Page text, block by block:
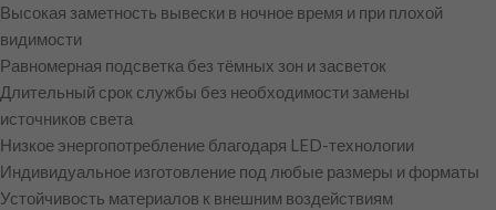
Высокая заметность вывески в ночное время и при плохой
видимости
Равномерная подсветка без тёмных зон и засветок
Длительный срок службы без необходимости замены
источников света
Низкое энергопотребление благодаря LED-технологии
Индивидуальное изготовление под любые размеры и форматы
Устойчивость материалов к внешним воздействиям